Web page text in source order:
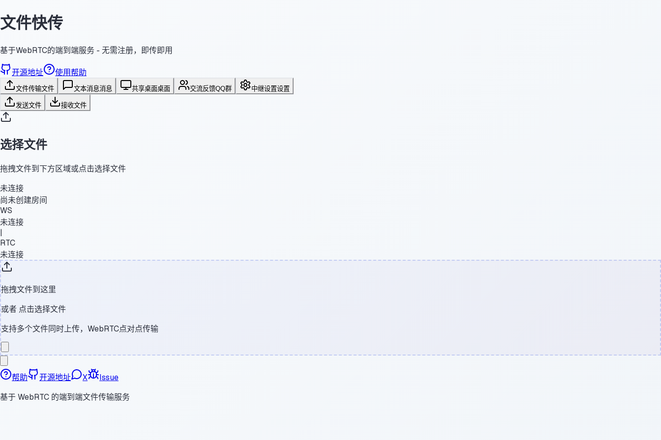
文件快传
基于WebRTC的端到端服务 - 无需注册，即传即用
开源地址 使用帮助
文件传输文件 文本消息消息 共享桌面桌面 交流反馈QQ群 中继设置设置
发送文件 接收文件
选择文件
拖拽文件到下方区域或点击选择文件
未连接
尚未创建房间
WS
未连接
|
RTC
未连接
拖拽文件到这里
或者 点击选择文件
支持多个文件同时上传，WebRTC点对点传输
帮助 开源地址 X
Issue
基于 WebRTC 的端到端文件传输服务